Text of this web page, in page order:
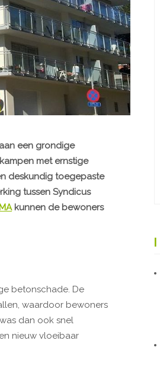
een grondige
met ernstige
deskundig toegepaste
tussen Syndicus
kunnen de bewoners
betonschade. De
waardoor bewoners
dan ook snel
nieuw vloeibaar